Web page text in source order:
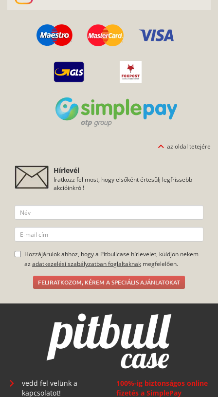
az oldal tetejére
Hírlevél
Iratkozz fel most, hogy elsőként értesülj legfrissebb
akcióinkról!
Hozzájárulok ahhoz, hogy a Pitbullcase hírlevelet, küldjön nekem
az adatkezelési szabályzatban foglaltaknak megfelelően.
FELIRATKOZOM, KÉREM A SPECIÁLIS AJÁNLATOKAT
vedd fel velünk a
kapcsolatot!
100%-ig biztonságos online
fizetés a SimplePay